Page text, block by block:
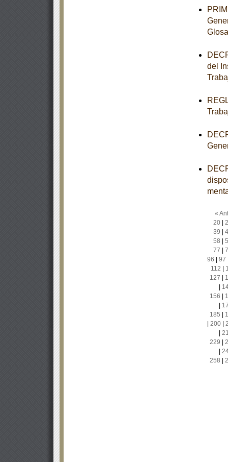
del
«
20|
39
58
77
96
97
112
127
156
185
200|
229
258